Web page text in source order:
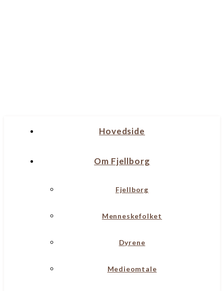
Hovedside
Om Fjellborg
Fjellborg
Menneskefolket
Dyrene
Medieomtale